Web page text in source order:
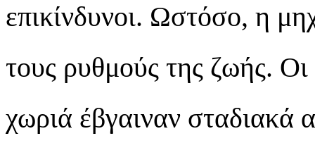
επικίνδυνοι. Ωστόσο, η
τους ρυθμούς της ζωής. Οι
χωριά έβγαιναν